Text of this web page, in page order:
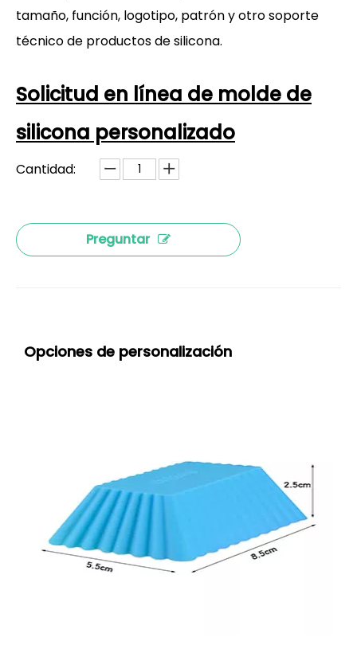
tamaño, función, logotipo, patrón y otro soporte
técnico de productos de silicona.
Solicitud en línea de molde de
silicona personalizado
Cantidad:
Preguntar
Opciones de personalización